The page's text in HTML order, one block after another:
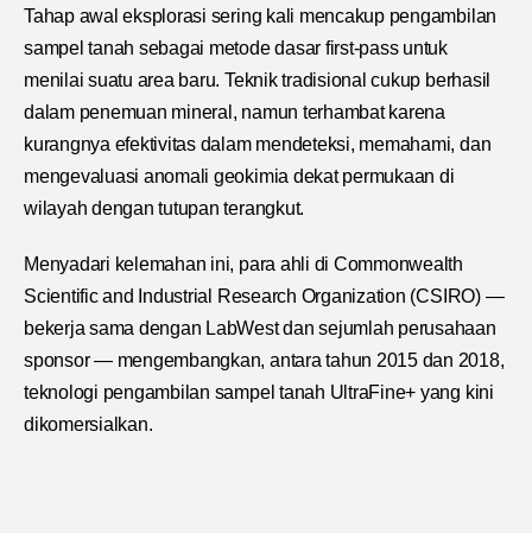
Tahap awal eksplorasi sering kali mencakup pengambilan
sampel tanah sebagai metode dasar first-pass untuk
menilai suatu area baru. Teknik tradisional cukup berhasil
dalam penemuan mineral, namun terhambat karena
kurangnya efektivitas dalam mendeteksi, memahami, dan
mengevaluasi anomali geokimia dekat permukaan di
wilayah dengan tutupan terangkut.
Menyadari kelemahan ini, para ahli di Commonwealth
Scientific and Industrial Research Organization (CSIRO) —
bekerja sama dengan LabWest dan sejumlah perusahaan
sponsor — mengembangkan, antara tahun 2015 dan 2018,
teknologi pengambilan sampel tanah UltraFine+ yang kini
dikomersialkan.